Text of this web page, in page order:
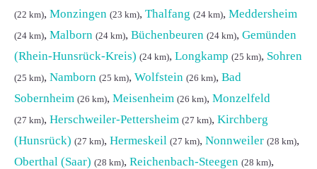
(22 km), Monzingen (23 km), Thalfang (24 km), Meddersheim
(24 km), Malborn (24 km), Büchenbeuren (24 km), Gemünden
(Rhein-Hunsrück-Kreis) (24 km), Longkamp (25 km), Sohren
(25 km), Namborn (25 km), Wolfstein (26 km), Bad
Sobernheim (26 km), Meisenheim (26 km), Monzelfeld
(27 km), Herschweiler-Pettersheim (27 km), Kirchberg
(Hunsrück) (27 km), Hermeskeil (27 km), Nonnweiler (28 km),
Oberthal (Saar) (28 km), Reichenbach-Steegen (28 km),